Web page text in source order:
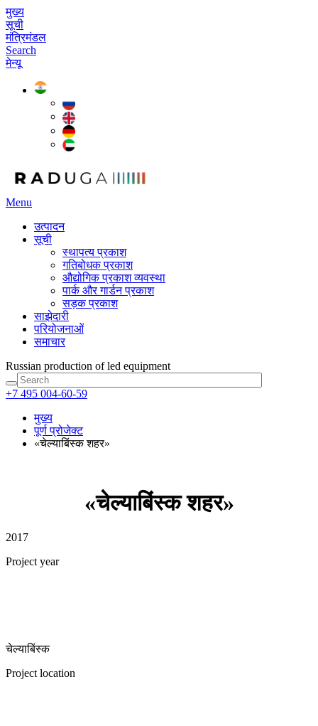
मुख्य
सूची
मंत्रिमंडल
Search
मेन्यू
Menu
उत्पादन
सूची
स्थापत्य प्रकाश
गतिबोधक प्रकाश
औद्योगिक प्रकाश व्यवस्था
पार्क और गार्डन प्रकाश
सड़क प्रकाश
साझेदारी
परियोजनाओं
समाचार
Russian production of led equipment
+7 495 004-60-59
मुख्य
पूर्ण प्रोजेक्ट
«चेल्याबिंस्क शहर»
«चेल्याबिंस्क शहर»
2017
Project year
चेल्याबिंस्क
Project location